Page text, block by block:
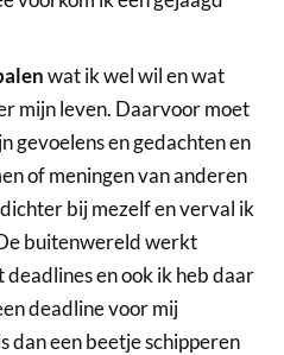
wat ik wel wil en wat
mijn leven. Daarvoor moet
gevoelens en gedachten en
of meningen van anderen
bij mezelf en verval ik
buitenwereld werkt
en ook ik heb daar
deadline voor mij
dan een beetje schipperen